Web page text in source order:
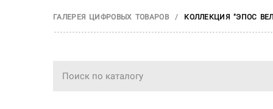
ГАЛЕРЕЯ ЦИФРОВЫХ ТОВАРОВ КОЛЛЕКЦИЯ "ЭПОС